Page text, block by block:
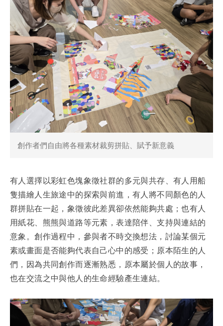
創作者們自由將各種素材裁剪拼貼、賦予新意義
有人選擇以彩虹色塊象徵社群的多元與共存、有人用船
隻描繪人生旅途中的探索與前進，有人將不同顏色的人
群拼貼在一起，象徵彼此差異卻依然能夠共處；也有人
用紙花、熊熊與道路等元素，表達陪伴、支持與連結的
意象。創作過程中，參與者不時交換想法，討論某個元
素或畫面是否能夠代表自己心中的感受；原本陌生的人
們，因為共同創作而逐漸熟悉，原本屬於個人的故事，
也在交流之中與他人的生命經驗產生連結。